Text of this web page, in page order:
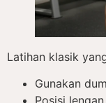
Latihan klasik
Gunakan